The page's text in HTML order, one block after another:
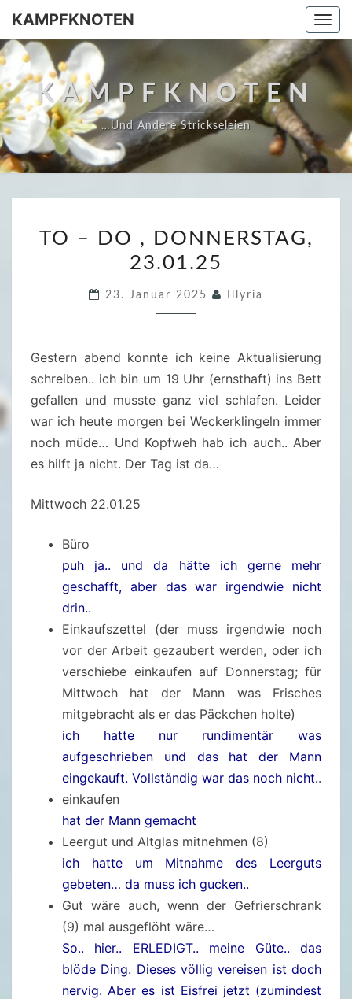
Skip
content
KAMPFKNOTEN
KAMPFKNOTEN
…und Andere Strickseleien
O
–
D
O
N
R
,
2
.
0
1
.
2
5
TO – DO , DONNERSTAG,
23.01.25
23. Januar 2025 Illyria
Gestern abend konnte ich keine Aktualisierung
schreiben.. ich bin um 19 Uhr (ernsthaft) ins Bett
gefallen und musste ganz viel schlafen. Leider
war ich heute morgen bei Weckerklingeln immer
noch müde… Und Kopfweh hab ich auch.. Aber
es hilft ja nicht. Der Tag ist da…
Mittwoch 22.01.25
Büro
puh ja.. und da hätte ich gerne mehr
geschafft, aber das war irgendwie nicht
drin..
Einkaufszettel (der muss irgendwie noch
vor der Arbeit gezaubert werden, oder ich
verschiebe einkaufen auf Donnerstag; für
Mittwoch hat der Mann was Frisches
mitgebracht als er das Päckchen holte)
ich hatte nur rundimentär was
aufgeschrieben und das hat der Mann
eingekauft. Vollständig war das noch nicht..
einkaufen
hat der Mann gemacht
Leergut und Altglas mitnehmen (8)
ich hatte um Mitnahme des Leerguts
gebeten… da muss ich gucken..
Gut wäre auch, wenn der Gefrierschrank
(9) mal ausgeflöht wäre…
So.. hier.. ERLEDIGT.. meine Güte.. das
blöde Ding. Dieses völlig vereisen ist doch
nervig. Aber es ist Eisfrei jetzt (zumindest